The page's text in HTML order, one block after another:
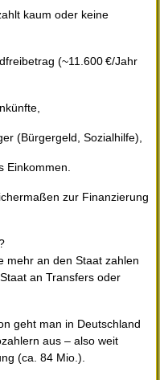
kaum oder keine
(~11.600 €/Jahr
(Bürgergeld, Sozialhilfe),
Einkommen.
zur Finanzierung
mehr an den Staat zahlen
an Transfers oder
geht man in Deutschland
aus – also weit
(ca. 84 Mio.).